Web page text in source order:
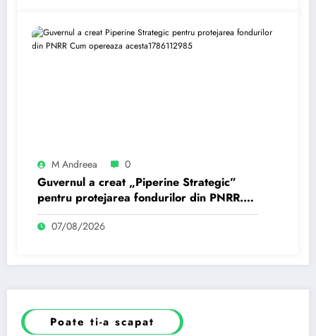
M Andreea 0
Guvernul a creat „Piperine Strategic”
pentru protejarea fondurilor din PNRR.
Cum operează aceasta?
07/08/2026
Poate ti-a scapat